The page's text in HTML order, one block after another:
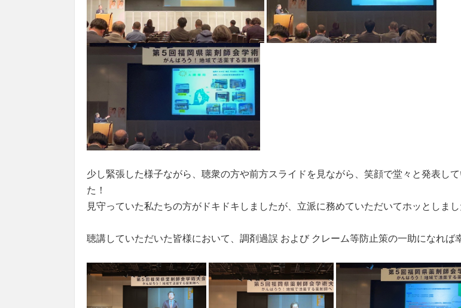
少し緊張した様子ながら、聴衆の方や前方スライドを見ながら、笑顔で堂々と発表し
た！
見守っていた私たちの方がドキドキしましたが、立派に務めていただいてホッとしま
聴講していただいた皆様において、調剤過誤 および クレーム等防止策の一助になれば